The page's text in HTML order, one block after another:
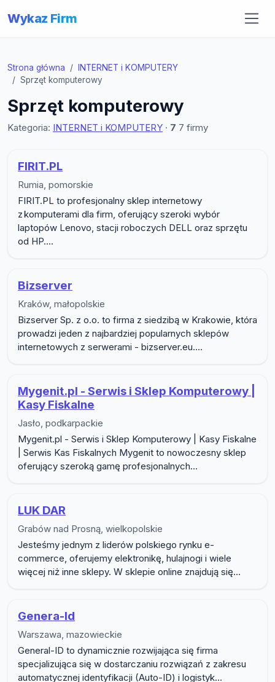
Wykaz Firm
Strona główna
INTERNET i KOMPUTERY
Sprzęt komputerowy
Sprzęt komputerowy
Kategoria: INTERNET i KOMPUTERY · 7 7 firmy
FIRIT.PL
Rumia, pomorskie
FIRIT.PL to profesjonalny sklep internetowy
z komputerami dla firm, oferujący szeroki wybór
laptopów Lenovo, stacji roboczych DELL oraz sprzętu
od HP....
Bizserver
Kraków, małopolskie
Bizserver Sp. z o.o. to firma z siedzibą w Krakowie, która
prowadzi jeden z najbardziej popularnych sklepów
internetowych z serwerami - bizserver.eu....
Mygenit.pl - Serwis i Sklep Komputerowy |
Kasy Fiskalne
Jasło, podkarpackie
Mygenit.pl - Serwis i Sklep Komputerowy | Kasy Fiskalne
| Serwis Kas Fiskalnych Mygenit to nowoczesny sklep
oferujący szeroką gamę profesjonalnych...
LUK DAR
Grabów nad Prosną, wielkopolskie
Jesteśmy jednym z liderów polskiego rynku e-
commerce, oferujemy elektronikę, hulajnogi i wiele
więcej niż inne sklepy. W sklepie online znajdują się...
Genera-Id
Warszawa, mazowieckie
General-ID to dynamicznie rozwijająca się firma
specjalizująca się w dostarczaniu rozwiązań z zakresu
automatycznej identyfikacji (Auto-ID) i logistyk...